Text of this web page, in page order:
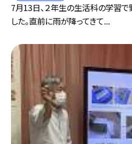
7月13日、２年生の生活科の学習
した。直前に雨が降ってきて...